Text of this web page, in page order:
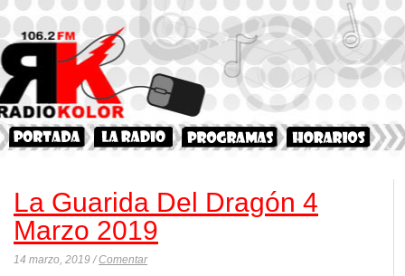
La Guarida Del Dragón 4
Marzo 2019
14 marzo, 2019 /Comentar